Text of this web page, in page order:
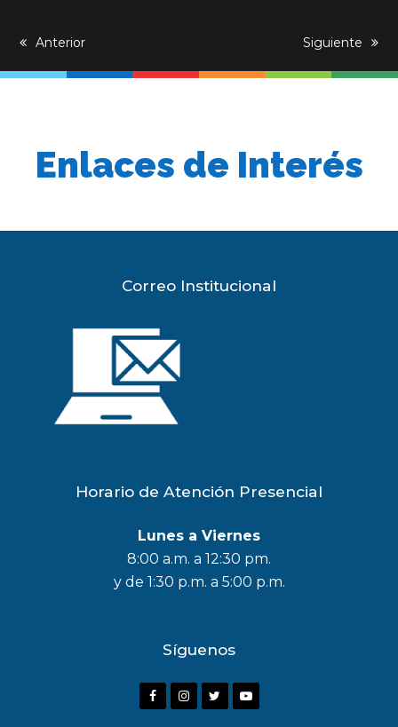
previous
Anterior
next
Siguiente
Enlaces de Interés
Correo Institucional
Horario de Atención Presencial
Lunes a Viernes
8:00 a.m. a 12:30 pm.
y de 1:30 p.m. a 5:00 p.m.
Síguenos
F
I
Y